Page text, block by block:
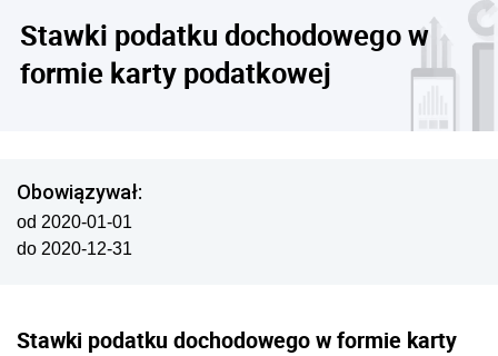
Stawki podatku dochodowego w
formie karty podatkowej
Obowiązywał:
od 2020-01-01
do 2020-12-31
Stawki podatku dochodowego w formie karty